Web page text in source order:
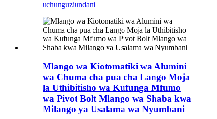
uchunguziundani
Mlango wa Kiotomatiki wa Alumini
wa Chuma cha pua cha Lango Moja
la Uthibitisho wa Kufunga Mfumo
wa Pivot Bolt Mlango wa Shaba kwa
Milango ya Usalama wa Nyumbani